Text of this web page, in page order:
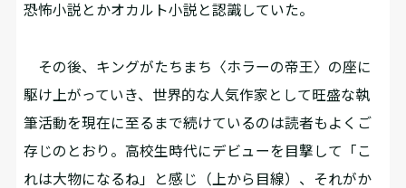
恐怖小説とかオカルト小説と認識していた。
その後、キングがたちまち〈ホラーの帝王〉の座に
駆け上がっていき、世界的な人気作家として旺盛な執
筆活動を現在に至るまで続けているのは読者もよくご
存じのとおり。高校生時代にデビューを目撃して「こ
れは大物になるね」と感じ（上から目線）、それがか